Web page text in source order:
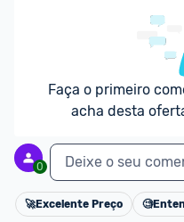
Porém, ao clicar em
Mercado Livre , você
para anúncios de
do Mercado Livre).
adquirindo o produto
oferta do Promobit
ou MercadoLíder
Faça o primeiro
acha desta
0 Deixe o seu
🚀Excelente Preço 🧐